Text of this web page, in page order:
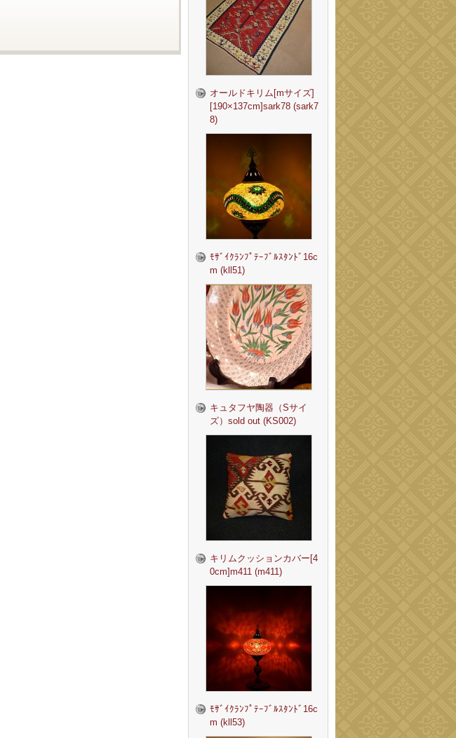
オールドキリム[mサイズ]
[190×137cm]sark78 (sark7
8)
ﾓｻﾞｲｸﾗﾝﾌﾟﾃｰﾌﾞﾙｽﾀﾝﾄﾞ16c
m (kll51)
キュタフヤ陶器（Sサイ
ズ）sold out (KS002)
キリムクッションカバー[4
0cm]m411 (m411)
ﾓｻﾞｲｸﾗﾝﾌﾟﾃｰﾌﾞﾙｽﾀﾝﾄﾞ16c
m (kll53)